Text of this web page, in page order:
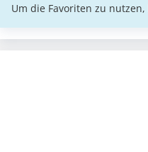
Um die Favoriten zu nutzen,